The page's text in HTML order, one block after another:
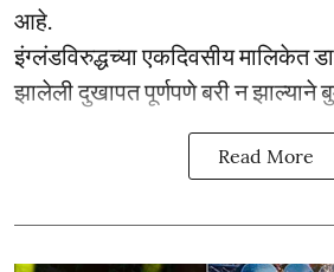
आहे.
इंग्लंडविरुद्धच्या एकदिवसीय मालिकेत
झालेली दुखापत पूर्णपणे बरी न झाल्याने
Read More